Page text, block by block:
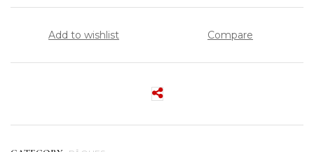
Add to wishlist Compare